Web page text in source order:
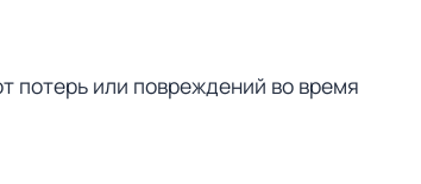
потерь или повреждений во время